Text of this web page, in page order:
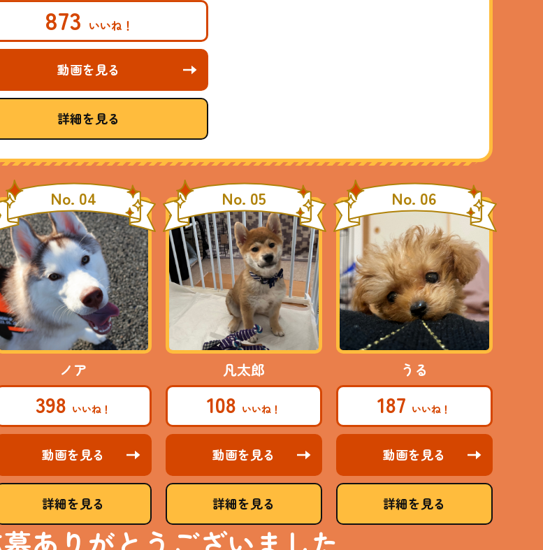
873
動画を見る
詳細を見る
No. 04
ノア
398
動画を見る
詳細を見る
No. 05
凡太郎
108
動画を見る
詳細を見る
No. 06
うる
187
動画を見る
詳細を見る